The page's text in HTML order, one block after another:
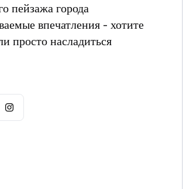
пейзажа города
впечатления - хотите
просто насладиться